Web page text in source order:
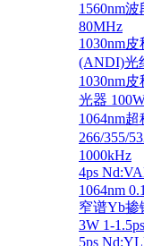
1560nm
80MHz
1030nm
(ANDI)光
1030nm
光器
1064nm
266/355/
1000kHz
4ps
1064nm
窄谱Yb掺
3W 1-1.5ps
5ps